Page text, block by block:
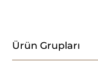
Ürün Grupları